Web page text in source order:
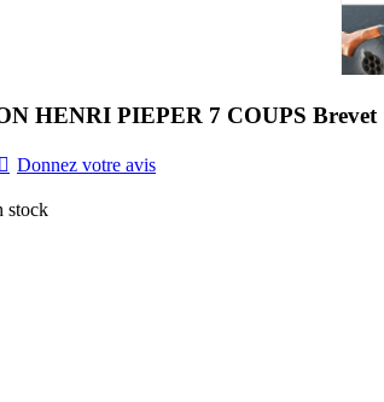
HENRI PIEPER 7 COUPS Brevet
Donnez votre avis
stock